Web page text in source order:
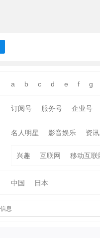
a b c d e f g
订阅号 服务号 企业号
名人明星 影音娱乐 资
兴趣 互联网 移动互联
中国 日本